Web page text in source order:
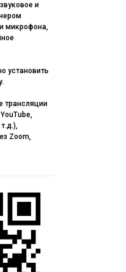
и
микрофона,
установить
трансляции
Zoom,